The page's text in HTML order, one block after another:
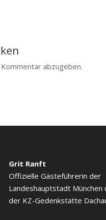
abzugeben.
Grit Ranft
Offizielle Gästeführerin der
Landeshauptstadt München
der KZ-Gedenkstätte